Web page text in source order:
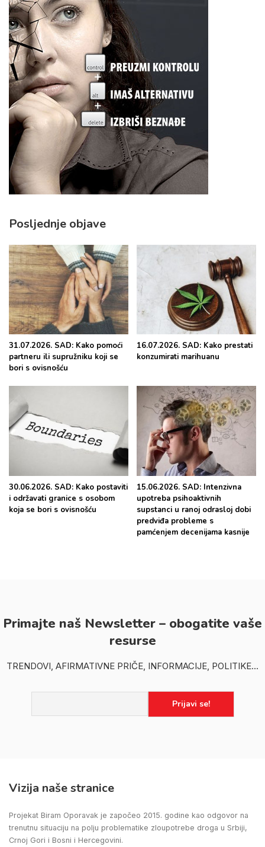
Posljednje objave
31.07.2026. SAD: Kako pomoći
partneru ili supružniku koji se
bori s ovisnošću
16.07.2026. SAD: Kako prestati
konzumirati marihuanu
30.06.2026. SAD: Kako postaviti
i održavati granice s osobom
koja se bori s ovisnošću
15.06.2026. SAD: Intenzivna
upotreba psihoaktivnih
supstanci u ranoj odrasloj dobi
predviđa probleme s
pamćenjem decenijama kasnije
Primajte naš Newsletter – obogatite vaše
resurse
TRENDOVI, AFIRMATIVNE PRIČE, INFORMACIJE, POLITIKE...
Vizija naše stranice
Projekat Biram Oporavak je započeo 2015. godine kao odgovor na
trenutnu situaciju na polju problematike zloupotrebe droga u Srbiji,
Crnoj Gori i Bosni i Hercegovini.